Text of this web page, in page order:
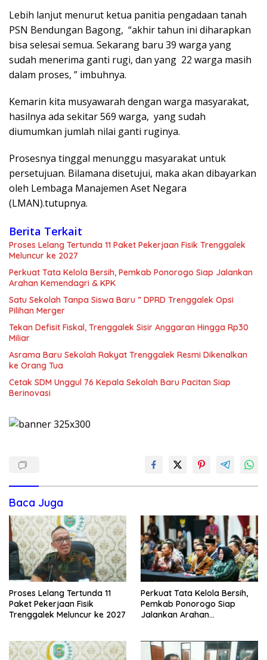
Lebih lanjut menurut ketua panitia pengadaan tanah
PSN Bendungan Bagong, “akhir tahun ini diharapkan
bisa selesai semua. Sekarang baru 39 warga yang
sudah menerima ganti rugi, dan yang 22 warga masih
dalam proses, ” imbuhnya.
Kemarin kita musyawarah dengan warga masyarakat,
hasilnya ada sekitar 569 warga, yang sudah
diumumkan jumlah nilai ganti ruginya.
Prosesnya tinggal menunggu masyarakat untuk
persetujuan. Bilamana disetujui, maka akan dibayarkan
oleh Lembaga Manajemen Aset Negara
(LMAN).tutupnya.
Berita Terkait
Proses Lelang Tertunda 11 Paket Pekerjaan Fisik Trenggalek
Meluncur ke 2027
Perkuat Tata Kelola Bersih, Pemkab Ponorogo Siap Jalankan
Arahan Kemendagri & KPK
Satu Sekolah Tanpa Siswa Baru ” DPRD Trenggalek Opsi
Pilihan Merger
Tekan Defisit Fiskal, Trenggalek Sisir Anggaran Hingga Rp30
Miliar
Asrama Baru Sekolah Rakyat Trenggalek Resmi Dikenalkan
ke Orang Tua
Cetak SDM Unggul 76 Kepala Sekolah Baru Pacitan Siap
Berinovasi
Baca Juga
Proses Lelang Tertunda 11
Paket Pekerjaan Fisik
Trenggalek Meluncur ke 2027
Perkuat Tata Kelola Bersih,
Pemkab Ponorogo Siap
Jalankan Arahan